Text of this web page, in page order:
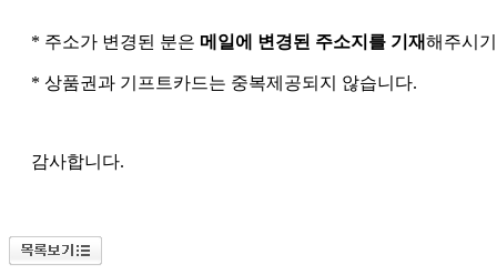
* 주소가 변경된 분은 메일에 변경된 주소지를 기재해주시
* 상품권과 기프트카드는 중복제공되지 않습니다.
감사합니다.